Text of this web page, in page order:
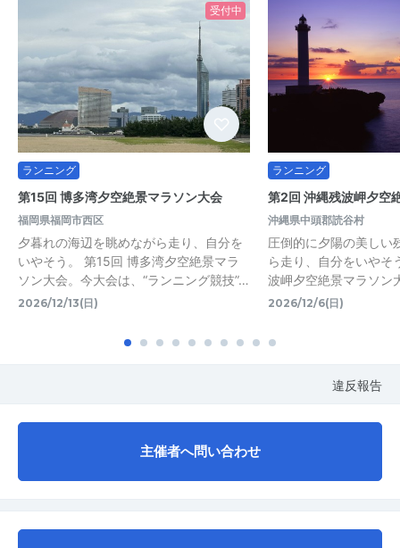
受付中
ランニング
第15回 博多湾夕空絶景マラソン大会
福岡県福岡市西区
夕暮れの海辺を眺めながら走り、自分を
いやそう。 第15回 博多湾夕空絶景マラ
ソン大会。今大会は、“ランニング競技”…
2026/12/13(日)
ランニング
第2回 沖縄残波岬夕空
沖縄県中頭郡読谷村
圧倒的に夕陽の美しい
ら走り、自分をいやそ
波岬夕空絶景マラソン
2026/12/6(日)
違反報告
主催者へ問い合わせ